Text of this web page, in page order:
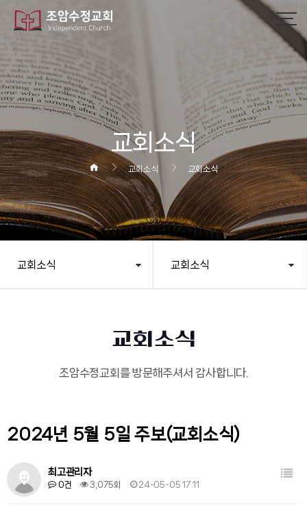
교회소식
교회소식 교회소식
교회소식 교회소식
교회소식
조암수정교회를 방문해주셔서 감사합니다.
2024년 5월 5일 주보(교회소식)
최고관리자
0건 3,075회 24-05-05 17:11